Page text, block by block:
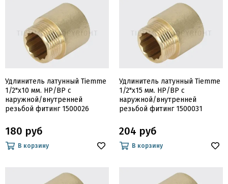
Удлинитель латунный Tiemme
1/2"х10 мм. НР/ВР с
наружной/внутренней
резьбой фитинг 1500026
180 руб
В корзину
Удлинитель латунный Tiemme
1/2"х15 мм. НР/ВР с
наружной/внутренней
резьбой фитинг 1500031
204 руб
В корзину